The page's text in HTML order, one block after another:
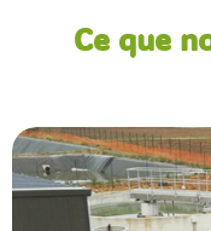
Ce que